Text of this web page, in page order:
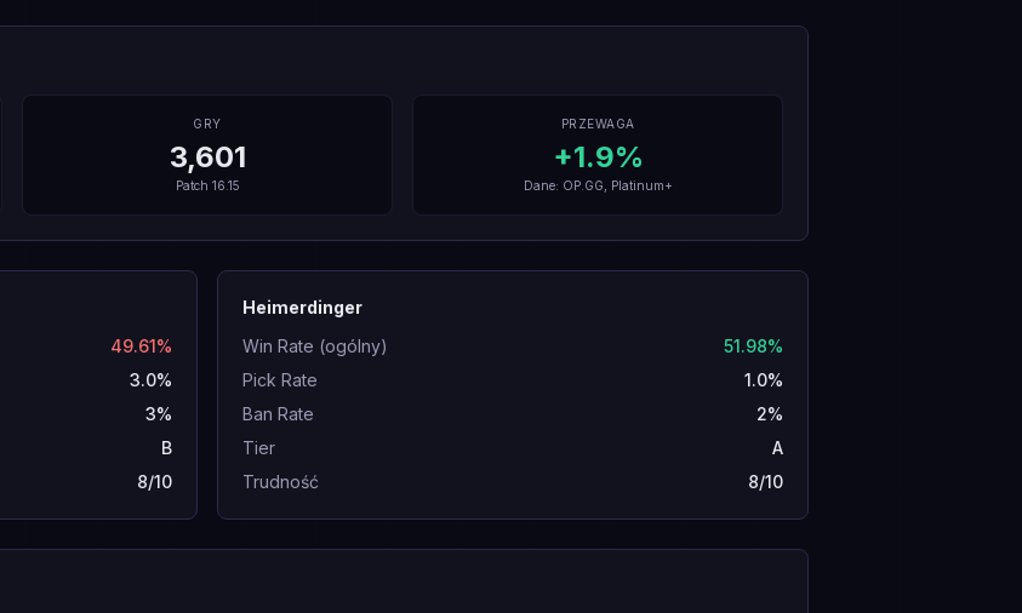
GRY
3,601
Patch 16.15
PRZEWAGA
+1.9%
Dane: OP.GG, Platinum+
49.61%
3.0%
3%
B
8/10
Heimerdinger
Win Rate (ogólny)
51.98%
Pick Rate
1.0%
Ban Rate
2%
Tier
A
Trudność
8/10